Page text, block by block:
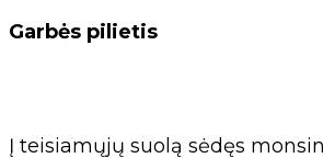
Garbės pilietis
Į teisiamųjų suolą sėdęs